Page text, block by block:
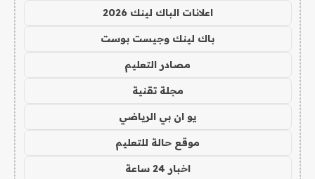
اعلانات الباك لينك 2026
باك لينك وجيست بوست
مصادر التعليم
مجلة تقنية
يو ان بي الرياضي
موقع حالة للتعليم
اخبار 24 ساعة